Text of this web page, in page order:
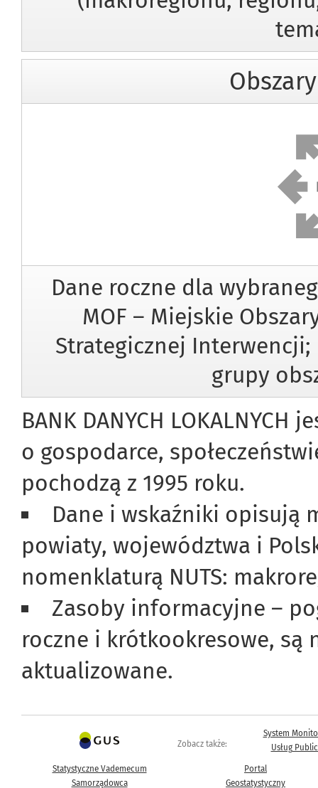
Dane roczne dla
MOF – Miejskie
Strategicznej Interwencji;
grupy
BANK DANYCH
o gospodarce,
pochodzą z 1995 roku.
Dane i wskaźniki opisują
powiaty, województwa i
nomenklaturą NUTS:
Zasoby informacyjne –
roczne i krótkookresowe, są
aktualizowane.
Zobacz także:
System
Usług
Statystyczne Vademecum
Samorządowca
Portal
Geostatystyczny